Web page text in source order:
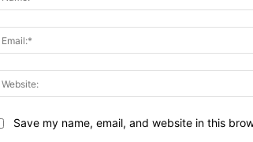
Save my name, email, and website in this